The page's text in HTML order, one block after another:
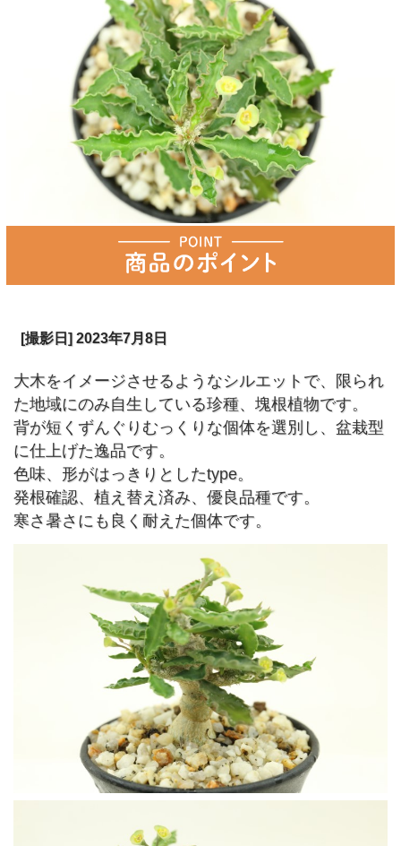
[撮影日] 2023年7月8日
大木をイメージさせるようなシルエットで、限られ
た地域にのみ自生している珍種、塊根植物です。
背が短くずんぐりむっくりな個体を選別し、盆栽型
に仕上げた逸品です。
色味、形がはっきりとしたtype。
発根確認、植え替え済み、優良品種です。
寒さ暑さにも良く耐えた個体です。